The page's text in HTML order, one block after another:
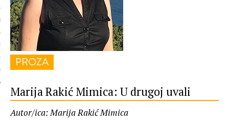
PROZA
Marija Rakić Mimica: U drugoj uvali
Autor/ica: Marija Rakić Mimica